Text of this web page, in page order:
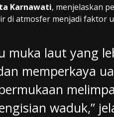
Karnawati, menjelaskan
di atmosfer menjadi faktor
muka laut yang
memperkaya
waduk,”